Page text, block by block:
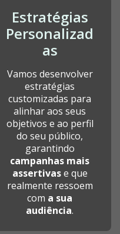
Estratégias
Personalizad
as
Vamos desenvolver
estratégias
customizadas para
alinhar aos seus
objetivos e ao perfil
do seu público,
garantindo
campanhas mais
assertivase que
realmente ressoem
com a sua
audiência.